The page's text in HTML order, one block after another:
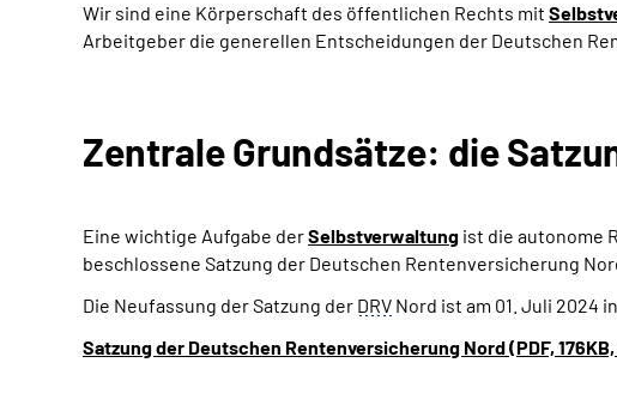
Wir sind eine Körperschaft des öffentlichen Rechts mit
Arbeitgeber die generellen Entscheidungen der Deutschen
Zentrale Grundsätze: die
Eine wichtige Aufgabe derSelbstverwaltung ist die autonome
beschlossene Satzung der Deutschen Rentenversicherung
Die Neufassung der Satzung der DRV Nord ist am 01. Juli 2024
Satzung der Deutschen Rentenversicherung Nord (PDF,